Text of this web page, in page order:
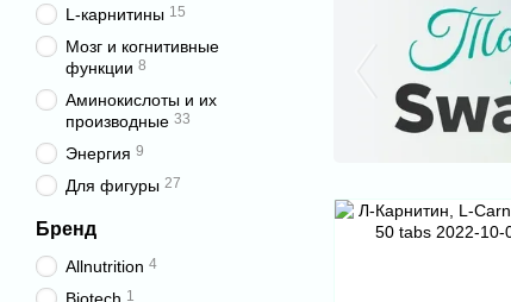
L-карнитины 15
Мозг и когнитивные
функции 8
Аминокислоты и их
производные 33
Энергия 9
Для фигуры 27
Бренд
Allnutrition 4
1